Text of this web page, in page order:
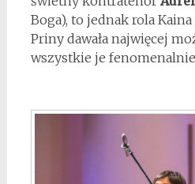
Boga), to jednak rola
Priny dawała najwięcej
wszystkie je